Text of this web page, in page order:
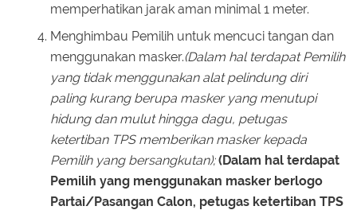
memperhatikan jarak aman minimal 1 meter.
Menghimbau Pemilih untuk mencuci tangan dan
menggunakan masker.(Dalam hal terdapat Pemilih
yang tidak menggunakan alat pelindung diri
paling kurang berupa masker yang menutupi
hidung dan mulut hingga dagu, petugas
ketertiban TPS memberikan masker kepada
Pemilih yang bersangkutan);(Dalam hal terdapat
Pemilih yang menggunakan masker berlogo
Partai/Pasangan Calon, petugas ketertiban TPS